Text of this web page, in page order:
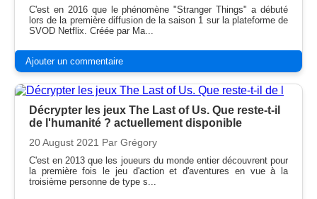
C'est en 2016 que le phénomène "Stranger Things" a débuté
lors de la première diffusion de la saison 1 sur la plateforme de
SVOD Netflix. Créée par Ma...
Ajouter un commentaire
Décrypter les jeux The Last of Us. Que reste-t-il
de l'humanité ? actuellement disponible
20 August 2021 Par Grégory
C'est en 2013 que les joueurs du monde entier découvrent pour
la première fois le jeu d'action et d'aventures en vue à la
troisième personne de type s...